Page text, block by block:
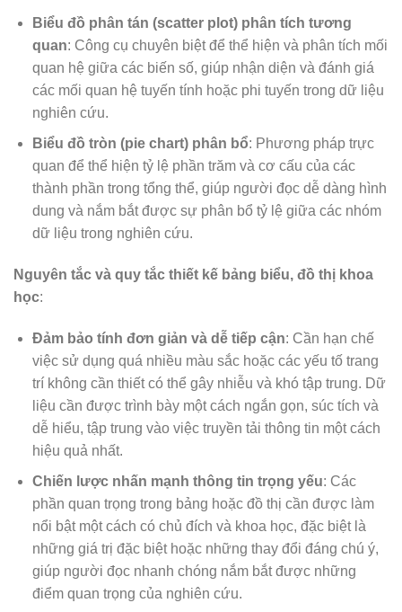
Biểu đồ phân tán (scatter plot) phân tích tương
quan: Công cụ chuyên biệt để thể hiện và phân tích mối
quan hệ giữa các biến số, giúp nhận diện và đánh giá
các mối quan hệ tuyến tính hoặc phi tuyến trong dữ liệu
nghiên cứu.
Biểu đồ tròn (pie chart) phân bổ: Phương pháp trực
quan để thể hiện tỷ lệ phần trăm và cơ cấu của các
thành phần trong tổng thể, giúp người đọc dễ dàng hình
dung và nắm bắt được sự phân bổ tỷ lệ giữa các nhóm
dữ liệu trong nghiên cứu.
Nguyên tắc và quy tắc thiết kế bảng biểu, đồ thị khoa
học:
Đảm bảo tính đơn giản và dễ tiếp cận: Cần hạn chế
việc sử dụng quá nhiều màu sắc hoặc các yếu tố trang
trí không cần thiết có thể gây nhiễu và khó tập trung. Dữ
liệu cần được trình bày một cách ngắn gọn, súc tích và
dễ hiểu, tập trung vào việc truyền tải thông tin một cách
hiệu quả nhất.
Chiến lược nhấn mạnh thông tin trọng yếu: Các
phần quan trọng trong bảng hoặc đồ thị cần được làm
nổi bật một cách có chủ đích và khoa học, đặc biệt là
những giá trị đặc biệt hoặc những thay đổi đáng chú ý,
giúp người đọc nhanh chóng nắm bắt được những
điểm quan trọng của nghiên cứu.